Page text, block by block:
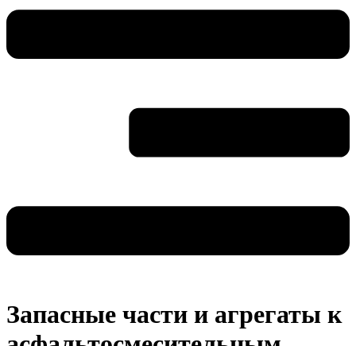
Запасные части и агрегаты к